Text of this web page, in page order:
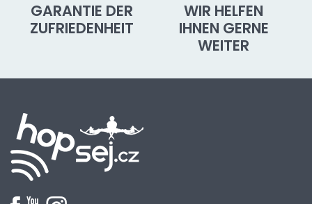
GARANTIE DER
ZUFRIEDENHEIT
WIR HELFEN
IHNEN GERNE
WEITER